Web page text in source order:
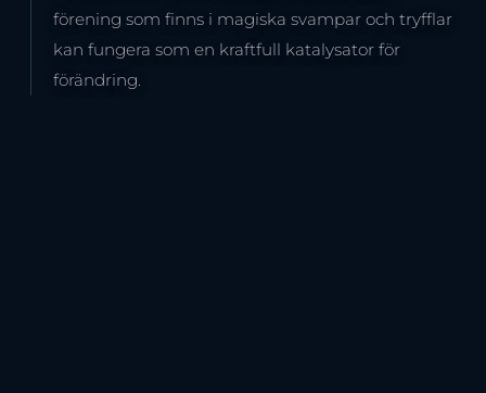
förening som finns i magiska svampar och tryfflar
kan fungera som en kraftfull katalysator för
förändring.